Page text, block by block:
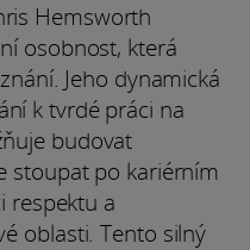
Hemsworth
osobnost, která
Jeho dynamická
k tvrdé práci na
budovat
stoupat po kariérním
respektu a
oblasti. Tento silný